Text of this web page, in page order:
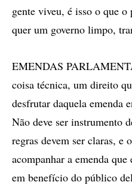
gente viveu, é isso o que o
quer um governo limpo,
EMENDAS
coisa técnica, um direito
desfrutar daquela emenda
Não deve ser instrumento
regras devem ser claras, e
acompanhar a emenda
em benefício do público